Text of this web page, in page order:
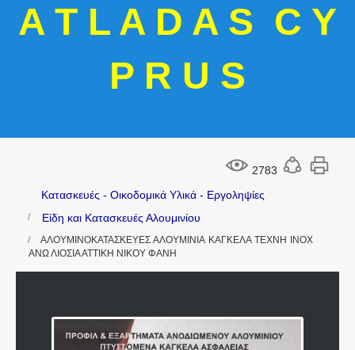
A T L A D A S C Y
P R U S
2783
Κατασκευές - Οικοδομικά Υλικά - Εργοληψίες
Είδη και Κατασκευές Αλουμινίου
ΑΛΟΥΜΙΝΟΚΑΤΑΣΚΕΥΕΣ ΑΛΟΥΜΙΝΙΑ ΚΑΓΚΕΛΑ ΤΕΧΝΗ INOX
ΑΝΩ ΛΙΟΣΙΑ ΑΤΤΙΚΗ ΝΙΚΟΥ ΦΑΝΗ